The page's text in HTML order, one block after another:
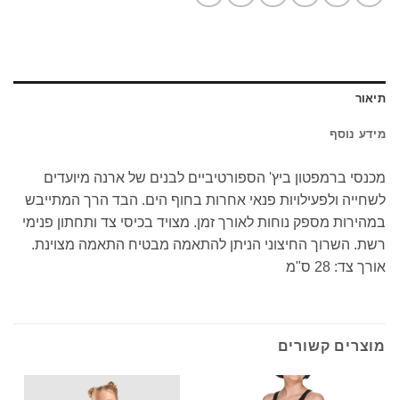
תיאור
מידע נוסף
מכנסי ברמפטון ביץ' הספורטיביים לבנים של ארנה מיועדים
לשחייה ולפעילויות פנאי אחרות בחוף הים. הבד הרך המתייבש
במהירות מספק נוחות לאורך זמן. מצויד בכיסי צד ותחתון פנימי
רשת. השרוך החיצוני הניתן להתאמה מבטיח התאמה מצוינת.
אורך צד: 28 ס"מ
מוצרים קשורים